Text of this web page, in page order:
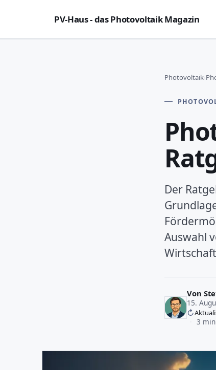
PV-Haus - das Photovoltaik Magazin
Photovoltaik›
Der
Auswahl
Von
15.
3